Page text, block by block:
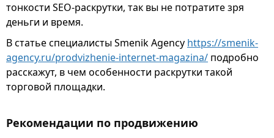
тонкости SEO-раскрутки, так вы не потратите зря
деньги и время.
В статье специалисты Smenik Agency https://smenik-
agency.ru/prodvizhenie-internet-magazina/ подробно
расскажут, в чем особенности раскрутки такой
торговой площадки.
Рекомендации по продвижению